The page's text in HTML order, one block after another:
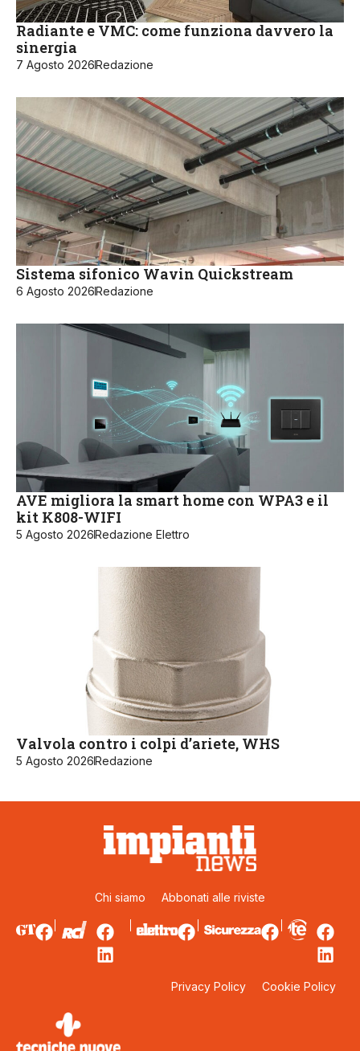
Radiante e VMC: come funziona davvero la
sinergia
7 Agosto 2026Redazione
Sistema sifonico Wavin Quickstream
6 Agosto 2026Redazione
AVE migliora la smart home con WPA3 e il
kit K808-WIFI
5 Agosto 2026Redazione Elettro
Valvola contro i colpi d’ariete, WHS
5 Agosto 2026Redazione
Chi siamo Abbonati alle riviste
Privacy Policy Cookie Policy